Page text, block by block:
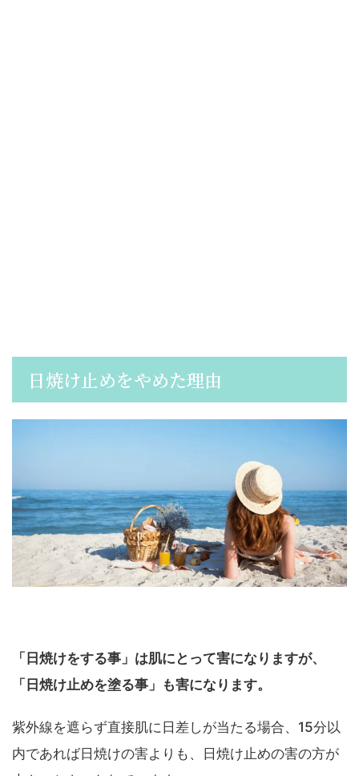
日焼け止めをやめた理由
「日焼けをする事」は肌にとって害になりますが、
「日焼け止めを塗る事」も害になります。
紫外線を遮らず直接肌に日差しが当たる場合、15分以
内であれば日焼けの害よりも、日焼け止めの害の方が